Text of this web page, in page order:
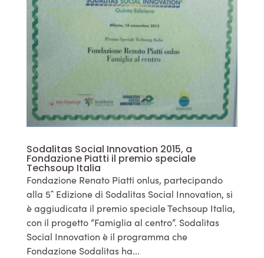
Sodalitas Social Innovation 2015, a
Fondazione Piatti il premio speciale
Techsoup Italia
Fondazione Renato Piatti onlus, partecipando
alla 5ˆ Edizione di Sodalitas Social Innovation, si
è aggiudicata il premio speciale Techsoup Italia,
con il progetto “Famiglia al centro”. Sodalitas
Social Innovation è il programma che
Fondazione Sodalitas ha...